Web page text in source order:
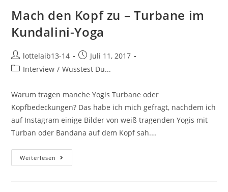
Mach den Kopf zu – Turbane im
Kundalini-Yoga
Beitrags-
Autor:
lottelaib13-14
Beitrag
veröffentlicht:
Juli 11, 2017
Beitrags-
Interview / Wusstest Du...
Warum tragen manche Yogis Turbane oder
Kopfbedeckungen? Das habe ich mich gefragt, nachdem ich
auf Instagram einige Bilder von weiß tragenden Yogis mit
Turban oder Bandana auf dem Kopf sah.…
Weiterlesen Mach
Den